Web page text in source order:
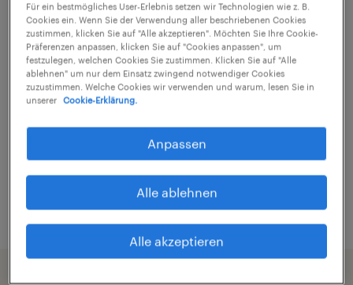
Payroll Manager (m/w/d), BASF
Berlin, Berlin
Arbeitnehmerüberlassung
€3.500 - €4.000 pro Monat
Finanz- und Rechnungswesen
3. August 2026
Für ein bestmögliches User-Erlebnis setzen wir Technologien wie z. B.
Cookies ein. Wenn Sie der Verwendung aller beschriebenen Cookies
zustimmen, klicken Sie auf "Alle akzeptieren". Möchten Sie Ihre Cookie-
Präferenzen anpassen, klicken Sie auf "Cookies anpassen", um
festzulegen, welchen Cookies Sie zustimmen. Klicken Sie auf "Alle
ablehnen" um nur dem Einsatz zwingend notwendiger Cookies
zuzustimmen. Welche Cookies wir verwenden und warum, lesen Sie in
unserer
Cookie-Erklärung.
Anpassen
Alle ablehnen
Alle akzeptieren